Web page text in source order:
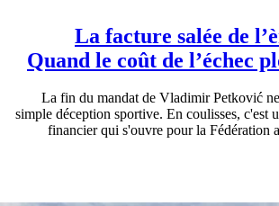
La facture salée de
Quand le coût de l’échec
La fin du mandat de Vladimir Petković ne
simple déception sportive. En coulisses, c'est
financier qui s'ouvre pour la Fédération